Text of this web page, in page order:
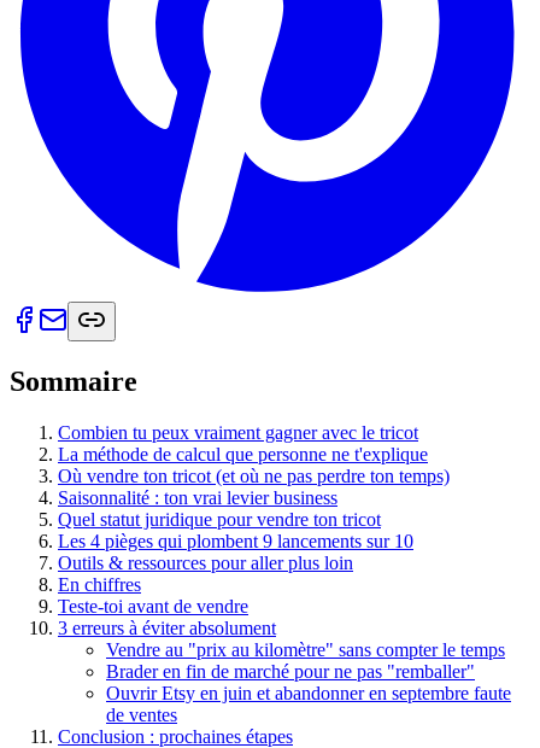
Sommaire
Combien tu peux vraiment gagner avec le tricot
La méthode de calcul que personne ne t'explique
Où vendre ton tricot (et où ne pas perdre ton temps)
Saisonnalité : ton vrai levier business
Quel statut juridique pour vendre ton tricot
Les 4 pièges qui plombent 9 lancements sur 10
Outils & ressources pour aller plus loin
En chiffres
Teste-toi avant de vendre
3 erreurs à éviter absolument
Vendre au "prix au kilomètre" sans compter le temps
Brader en fin de marché pour ne pas "remballer"
Ouvrir Etsy en juin et abandonner en septembre faute
de ventes
Conclusion : prochaines étapes